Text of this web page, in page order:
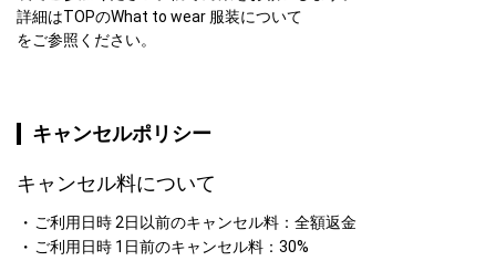
詳細はTOPのWhat to wear 服装について
をご参照ください。
キャンセルポリシー
キャンセル料について
ご利用日時 2日以前のキャンセル料：全額返金
ご利用日時 1日前のキャンセル料：30%